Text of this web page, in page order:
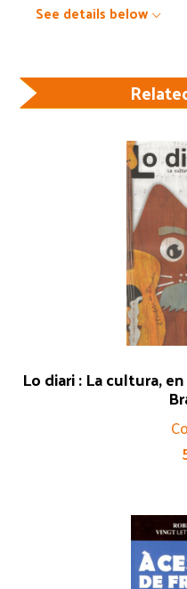
See details below
Lo diari : La cultura,